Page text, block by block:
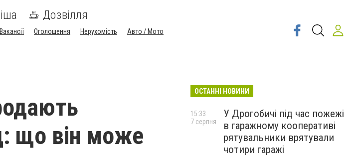
Дозвілля
Вакансії Оголошення Нерухомість
Авто / Мото
що він може
ОСТАННІ НОВИНИ
У Дрогобичі під час пожежі
в гаражному кооперативі
рятувальники врятували
чотири гаражі
15:33
7 серпня